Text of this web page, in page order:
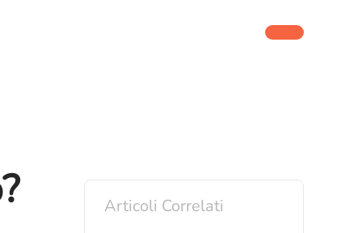
Articoli Correlati